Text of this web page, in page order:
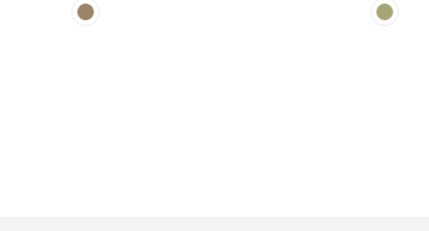
Lateral
Dye